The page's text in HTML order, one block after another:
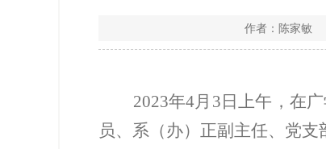
作者：陈家
2023年4月3日上午，在
员、 系 （ 办） 正副 主任、 党支